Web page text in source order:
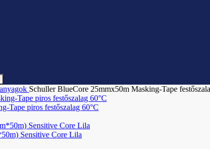
Schuller BlueCore 25mmx50m Masking-Tape
Tape piros festőszalag 60°C
Sensitive Core Lila